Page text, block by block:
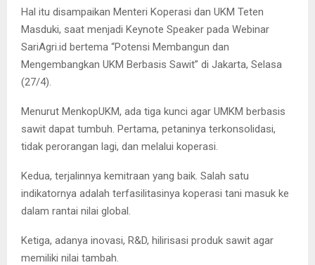
Hal itu disampaikan Menteri Koperasi dan UKM Teten
Masduki, saat menjadi Keynote Speaker pada Webinar
SariAgri.id bertema “Potensi Membangun dan
Mengembangkan UKM Berbasis Sawit” di Jakarta, Selasa
(27/4).
Menurut MenkopUKM, ada tiga kunci agar UMKM berbasis
sawit dapat tumbuh. Pertama, petaninya terkonsolidasi,
tidak perorangan lagi, dan melalui koperasi.
Kedua, terjalinnya kemitraan yang baik. Salah satu
indikatornya adalah terfasilitasinya koperasi tani masuk ke
dalam rantai nilai global.
Ketiga, adanya inovasi, R&D, hilirisasi produk sawit agar
memiliki nilai tambah.